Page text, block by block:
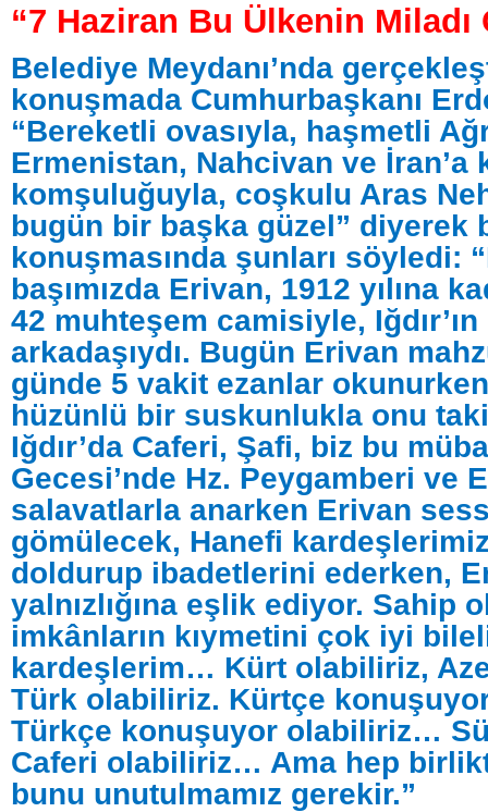
“7 Haziran Bu Ülkenin Miladı
Belediye Meydanı’nda
konuşmada Cumhurbaşkanı
“Bereketli ovasıyla, haşmetli
Ermenistan, Nahcivan ve İran’a
komşuluğuyla, coşkulu Aras
bugün bir başka güzel” diyerek
konuşmasında şunları söyledi:
başımızda Erivan, 1912 yılına
42 muhteşem camisiyle,
arkadaşıydı. Bugün Erivan
günde 5 vakit ezanlar
hüzünlü bir suskunlukla onu
Iğdır’da Caferi, Şafi, biz bu
Gecesi’nde Hz. Peygamberi ve
salavatlarla anarken Erivan
gömülecek, Hanefi
doldurup ibadetlerini ederken,
yalnızlığına eşlik ediyor. Sahip
imkânların kıymetini çok iyi
kardeşlerim… Kürt olabiliriz,
Türk olabiliriz. Kürtçe
Türkçe konuşuyor olabiliriz…
Caferi olabiliriz… Ama hep
bunu unutulmamız gerekir.”